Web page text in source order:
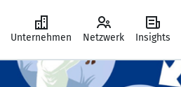
Unternehmen Netzwerk Insights